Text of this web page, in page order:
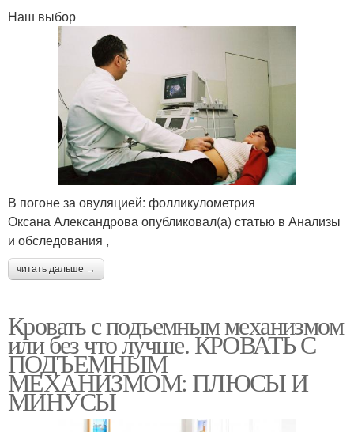
Наш выбор
В погоне за овуляцией: фолликулометрия
Оксана Александрова опубликовал(а) статью в Анализы
и обследования ,
читать дальше →
Кровать с подъемным механизмом
или без что лучше. КРОВАТЬ С
ПОДЪЕМНЫМ
МЕХАНИЗМОМ: ПЛЮСЫ И
МИНУСЫ